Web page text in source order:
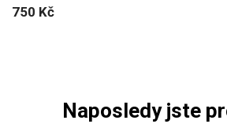
750 Kč
Naposledy jste